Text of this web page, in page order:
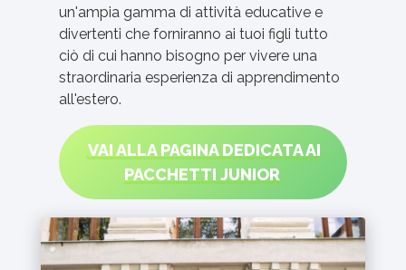
un'ampia gamma di attività educative e
divertenti che forniranno ai tuoi figli tutto
ciò di cui hanno bisogno per vivere una
straordinaria esperienza di apprendimento
all'estero.
VAI ALLA PAGINA DEDICATA AI
PACCHETTI JUNIOR